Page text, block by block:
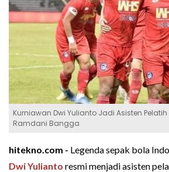
Kurniawan Dwi Yulianto Jadi Asisten
Ramdani Bangga
hitekno.com - Legenda sepak bola
Dwi Yulianto resmi menjadi asisten